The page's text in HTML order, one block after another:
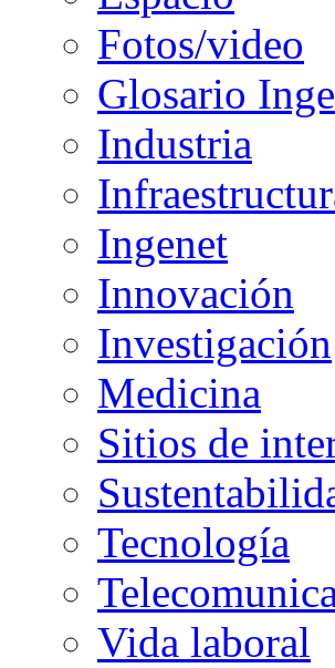
Fotos/video
Glosario
Industria
Ingenet
Innovación
Investigación
Medicina
Sitios de
Tecnología
Vida laboral